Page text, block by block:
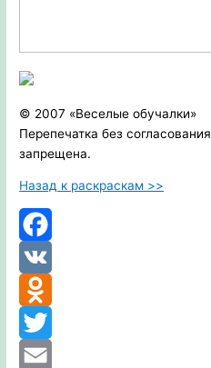
© 2007 «Веселые обучалки»
Перепечатка без согласования
запрещена.
Назад к раскраскам >>
Facebook
VK
Odnoklassniki
Twitter